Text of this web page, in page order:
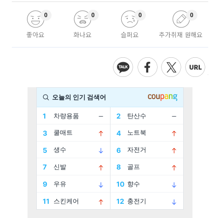
좋아요
0
화나요
0
슬퍼요
0
추가취재 원해요
0